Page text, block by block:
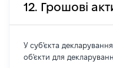
12. Грошові
У суб'єкта декларування
об'єкти для